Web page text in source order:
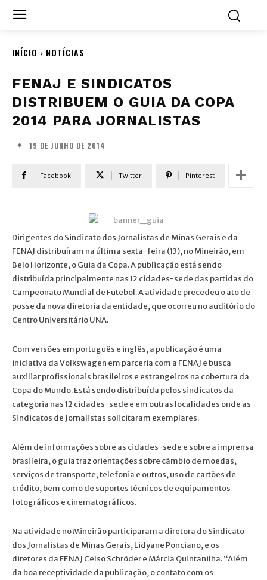
INÍCIO NOTÍCIAS
FENAJ E SINDICATOS
DISTRIBUEM O GUIA DA COPA
2014 PARA JORNALISTAS
19 DE JUNHO DE 2014
Facebook Twitter Pinterest
Dirigentes do Sindicato dos Jornalistas de Minas Gerais e da
FENAJ distribuíram na última sexta-feira (13), no Mineirão, em
Belo Horizonte, o Guia da Copa. A publicação está sendo
distribuída principalmente nas 12 cidades-sede das partidas do
Campeonato Mundial de Futebol. A atividade precedeu o ato de
posse da nova diretoria da entidade, que ocorreu no auditório do
Centro Universitário UNA.
Com versões em português e inglês, a publicação é uma
iniciativa da Volkswagen em parceria com a FENAJ e busca
auxiliar profissionais brasileiros e estrangeiros na cobertura da
Copa do Mundo. Está sendo distribuída pelos sindicatos da
categoria nas 12 cidades-sede e em outras localidades onde as
Sindicatos de Jornalistas solicitaram exemplares.
Além de informações sobre as cidades-sede e sobre a imprensa
brasileira, o guia traz orientações sobre câmbio de moedas,
serviços de transporte, telefonia e outros, uso de cartões de
crédito, bem como de suportes técnicos de equipamentos
fotográficos e cinematográficos.
Na atividade no Mineirão participaram a diretora do Sindicato
dos Jornalistas de Minas Gerais, Lidyane Ponciano, e os
diretores da FENAJ Celso Schröder e Márcia Quintanilha. “Além
da boa receptividade da publicação, o contato com os